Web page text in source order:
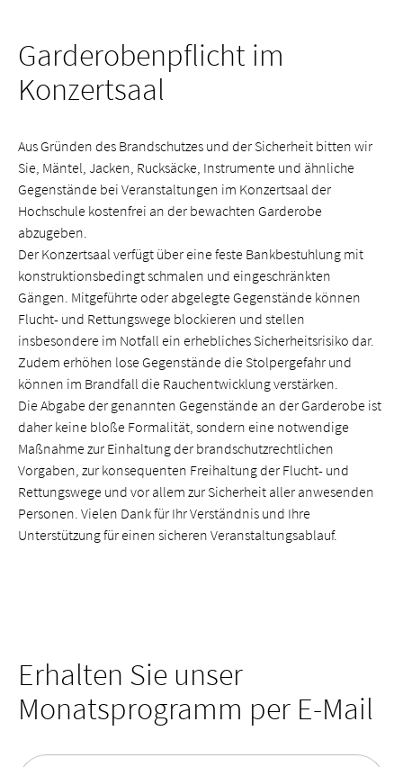
Garderobenpflicht im
Konzertsaal
Aus Gründen des Brandschutzes und der Sicherheit bitten wir
Sie, Mäntel, Jacken, Rucksäcke, Instrumente und ähnliche
Gegenstände bei Veranstaltungen im Konzertsaal der
Hochschule kostenfrei an der bewachten Garderobe
abzugeben.
Der Konzertsaal verfügt über eine feste Bankbestuhlung mit
konstruktionsbedingt schmalen und eingeschränkten
Gängen. Mitgeführte oder abgelegte Gegenstände können
Flucht- und Rettungswege blockieren und stellen
insbesondere im Notfall ein erhebliches Sicherheitsrisiko dar.
Zudem erhöhen lose Gegenstände die Stolpergefahr und
können im Brandfall die Rauchentwicklung verstärken.
Die Abgabe der genannten Gegenstände an der Garderobe ist
daher keine bloße Formalität, sondern eine notwendige
Maßnahme zur Einhaltung der brandschutzrechtlichen
Vorgaben, zur konsequenten Freihaltung der Flucht- und
Rettungswege und vor allem zur Sicherheit aller anwesenden
Personen. Vielen Dank für Ihr Verständnis und Ihre
Unterstützung für einen sicheren Veranstaltungsablauf.
Erhalten Sie unser
Monatsprogramm per E-Mail